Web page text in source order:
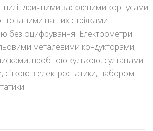
заскленими корпусами
на них стрілками-
без оцифрування. Електрометри
металевими кондукторами,
пробною кулькою, султанами
сіткою з електростатики, набором